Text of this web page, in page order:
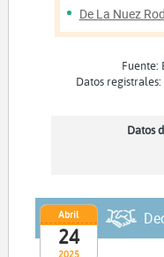
De La Nuez
Fuente:
Datos
Datos
2025
Abril
24